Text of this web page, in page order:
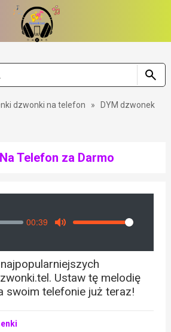
dzwonki na telefon »
DYM dzwonek
Telefon za Darmo
00:39
Volume
Ustaw tę melodię
swoim telefonie już teraz!